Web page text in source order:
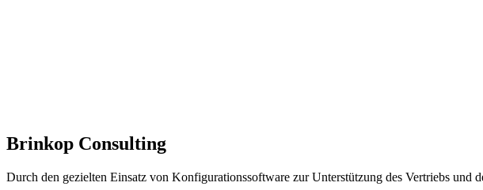
Brinkop Consulting
Durch den gezielten Einsatz von Konfigurationssoftware zur Unterstützung des Vertriebs